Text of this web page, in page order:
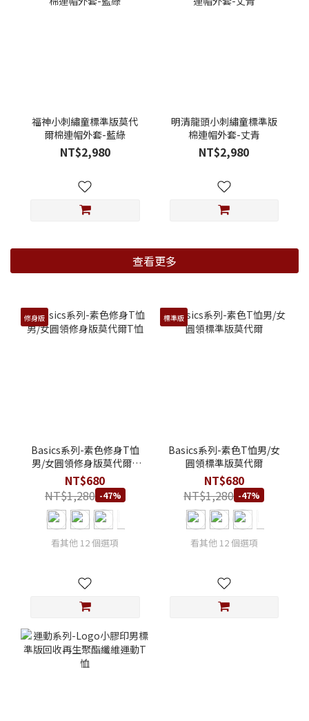
福神小刺繡童標準版莫代
爾棉連帽外套-藍綠
NT$2,980
明清龍頭小刺繡童標準版
棉連帽外套-丈青
NT$2,980
查看更多
修身版
Basics系列-素色修身T恤
男/女圓領修身版莫代爾T
恤
NT$680
NT$1,280 -47%
看其他 12 個選項
標準版
Basics系列-素色T恤男/女
圓領標準版莫代爾
NT$680
NT$1,280 -47%
看其他 12 個選項